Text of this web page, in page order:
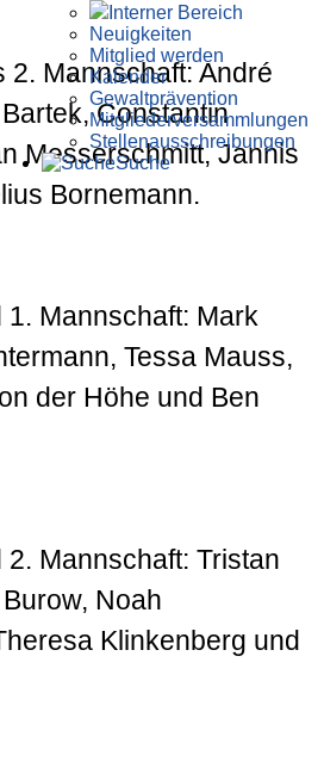
Interner Bereich
Neuigkeiten
Mitglied werden
Kalender
Gewaltprävention
Mitglieder­versammlungen
Stellen­aus­schrei­bungen
Suche
2. Mannschaft: André
Constantin
Messerschmitt, Jannis
Bornemann.
Mannschaft: Mark
Tessa Mauss,
der Höhe und Ben
Mannschaft: Tristan
Noah
Klinkenberg und